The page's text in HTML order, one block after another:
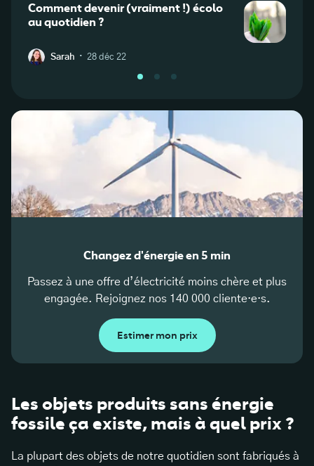
Comment devenir (vraiment !) écolo
au quotidien ?
Sarah · 28 déc 22
Changez d'énergie en 5 min
Passez à une offre d’électricité moins chère et plus
engagée. Rejoignez nos 140 000 cliente·e·s.
Estimer mon prix
Les objets produits sans énergie
fossile ça existe, mais à quel prix ?
La plupart des objets de notre quotidien sont fabriqués à